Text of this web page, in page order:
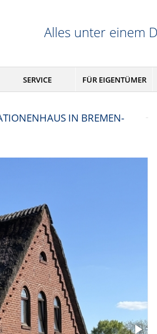
Alles unter einem
SERVICE FÜR EIGENTÜMER
IN BREMEN-